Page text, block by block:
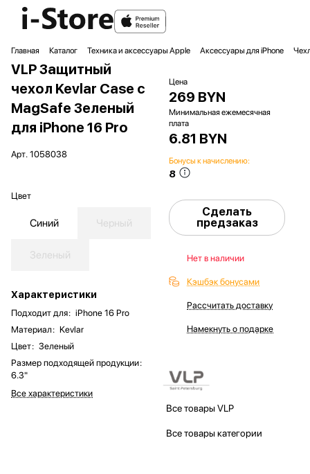
Главная Каталог Техника и аксессуары Apple Аксессуары для iPhone
VLP Защитный
чехол Kevlar Case с
MagSafe Зеленый
для iPhone 16 Pro
Арт. 1058038
Цвет
Синий Черный
Зеленый
Характеристики
Подходит для: iPhone 16 Pro
Материал : Kevlar
Цвет: Зеленый
Размер подходящей продукции:
6.3"
Все характеристики
Цена
269 BYN
Минимальная ежемесячная
плата
6.81 BYN
Бонусы к начислению:
8
Сделать
предзаказ
Нет в наличии
Кэшбэк бонусами
Рассчитать доставку
Намекнуть о подарке
Все товары VLP
Все товары категории